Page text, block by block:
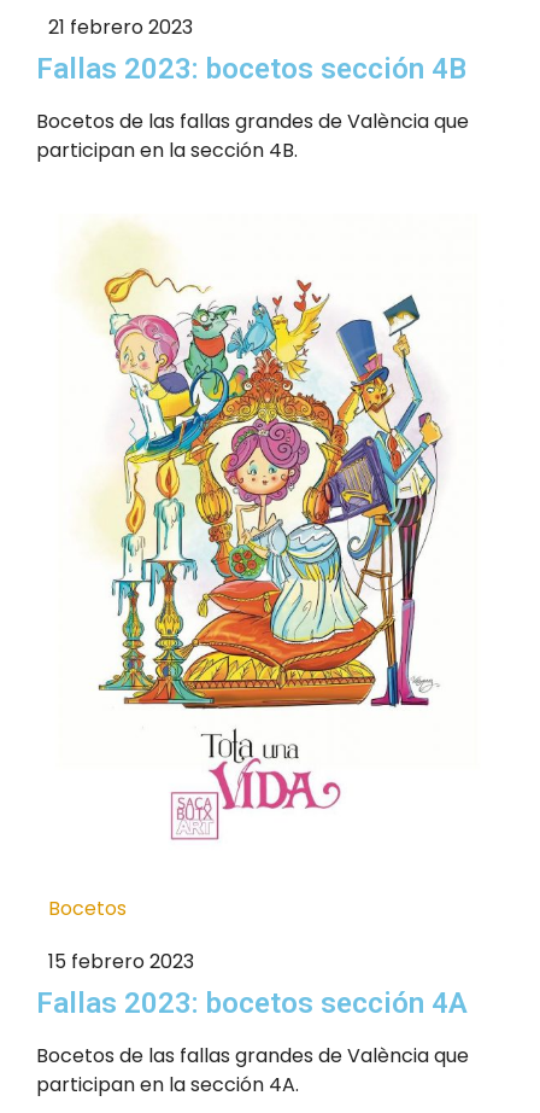
21 febrero 2023
Fallas 2023: bocetos sección 4B
Bocetos de las fallas grandes de València que
participan en la sección 4B.
Bocetos
15 febrero 2023
Fallas 2023: bocetos sección 4A
Bocetos de las fallas grandes de València que
participan en la sección 4A.